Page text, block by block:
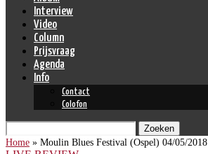
Interview
Video
Column
Prijsvraag
Agenda
Info
Contact
Colofon
Zoeken
Home » Moulin Blues Festival (Ospel) 04/05/2018